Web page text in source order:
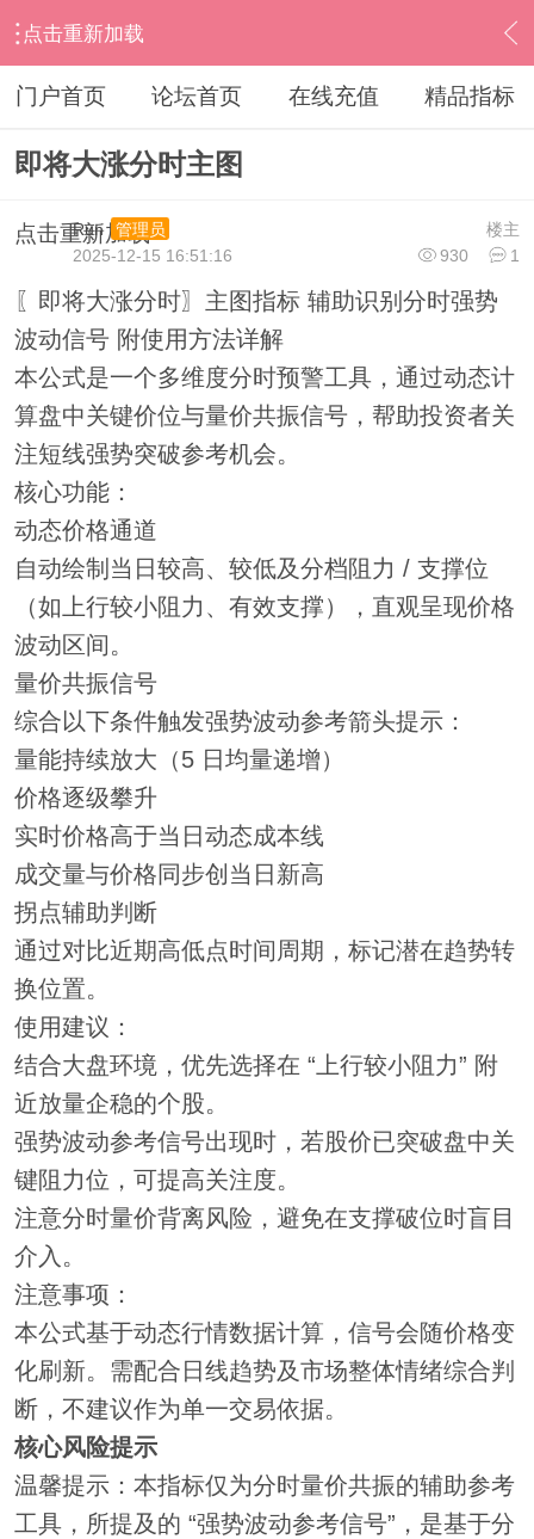
点击重新加载
› 通达信指标公式 › 分时指标公式 › 内容
门户首页 论坛首页 在线充值 精品指标
即将大涨分时主图
点击重新加载 楼主
Run
管理员
930
1
2025-12-15 16:51:16
〖即将大涨分时〗主图指标 辅助识别分时强势
波动信号 附使用方法详解
本公式是一个多维度分时预警工具，通过动态计
算盘中关键价位与量价共振信号，帮助投资者关
注短线强势突破参考机会。
核心功能：
动态价格通道
自动绘制当日较高、较低及分档阻力 / 支撑位
（如上行较小阻力、有效支撑），直观呈现价格
波动区间。
量价共振信号
综合以下条件触发强势波动参考箭头提示：
量能持续放大（5 日均量递增）
价格逐级攀升
实时价格高于当日动态成本线
成交量与价格同步创当日新高
拐点辅助判断
通过对比近期高低点时间周期，标记潜在趋势转
换位置。
使用建议：
结合大盘环境，优先选择在 “上行较小阻力” 附
近放量企稳的个股。
强势波动参考信号出现时，若股价已突破盘中关
键阻力位，可提高关注度。
注意分时量价背离风险，避免在支撑破位时盲目
介入。
注意事项：
本公式基于动态行情数据计算，信号会随价格变
化刷新。需配合日线趋势及市场整体情绪综合判
断，不建议作为单一交易依据。
核心风险提示
温馨提示：本指标仅为分时量价共振的辅助参考
工具，所提及的 “强势波动参考信号”，是基于分